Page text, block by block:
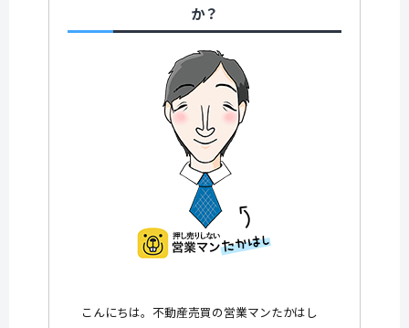
か？
こんにちは。不動産売買の営業マンたかはし